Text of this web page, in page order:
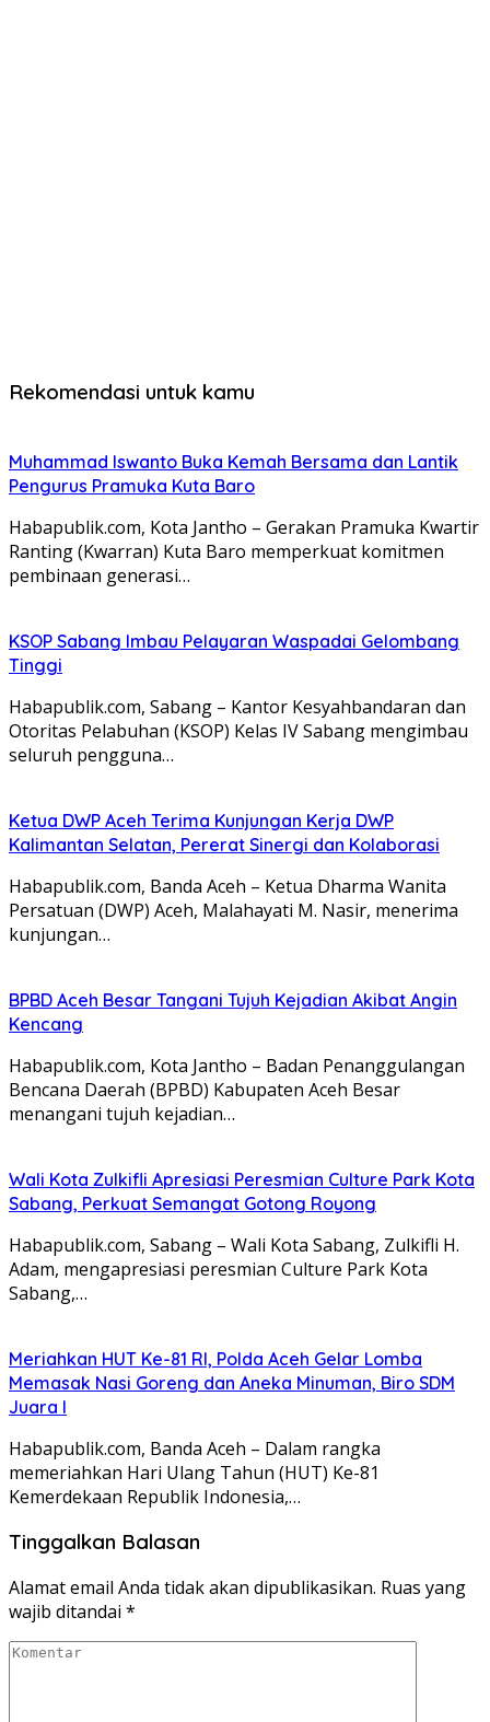
Rekomendasi untuk kamu
Muhammad Iswanto Buka Kemah Bersama dan Lantik
Pengurus Pramuka Kuta Baro
Habapublik.com, Kota Jantho – Gerakan Pramuka Kwartir
Ranting (Kwarran) Kuta Baro memperkuat komitmen
pembinaan generasi…
KSOP Sabang Imbau Pelayaran Waspadai Gelombang
Tinggi
Habapublik.com, Sabang – Kantor Kesyahbandaran dan
Otoritas Pelabuhan (KSOP) Kelas IV Sabang mengimbau
seluruh pengguna…
Ketua DWP Aceh Terima Kunjungan Kerja DWP
Kalimantan Selatan, Pererat Sinergi dan Kolaborasi
Habapublik.com, Banda Aceh – Ketua Dharma Wanita
Persatuan (DWP) Aceh, Malahayati M. Nasir, menerima
kunjungan…
BPBD Aceh Besar Tangani Tujuh Kejadian Akibat Angin
Kencang
Habapublik.com, Kota Jantho – Badan Penanggulangan
Bencana Daerah (BPBD) Kabupaten Aceh Besar
menangani tujuh kejadian…
Wali Kota Zulkifli Apresiasi Peresmian Culture Park Kota
Sabang, Perkuat Semangat Gotong Royong
Habapublik.com, Sabang – Wali Kota Sabang, Zulkifli H.
Adam, mengapresiasi peresmian Culture Park Kota
Sabang,…
Meriahkan HUT Ke-81 RI, Polda Aceh Gelar Lomba
Memasak Nasi Goreng dan Aneka Minuman, Biro SDM
Juara I
Habapublik.com, Banda Aceh – Dalam rangka
memeriahkan Hari Ulang Tahun (HUT) Ke-81
Kemerdekaan Republik Indonesia,…
Tinggalkan Balasan
Alamat email Anda tidak akan dipublikasikan. Ruas yang
wajib ditandai *